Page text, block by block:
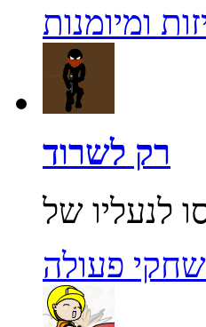
ומיומנות
רק לשרוד
פעולה